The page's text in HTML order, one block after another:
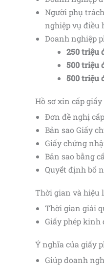
Người phụ
nghiệp vụ điều
Doanh nghiệp
250 triệu
500 triệu
500 triệu
Hồ sơ xin cấp giấy
Đơn đề nghị
Bản sao Giấy
Giấy chứng
Bản sao bằng
Quyết định bổ
Thời gian và hiệu
Thời gian giải
Giấy phép kinh
Ý nghĩa của giấy
Giúp doanh